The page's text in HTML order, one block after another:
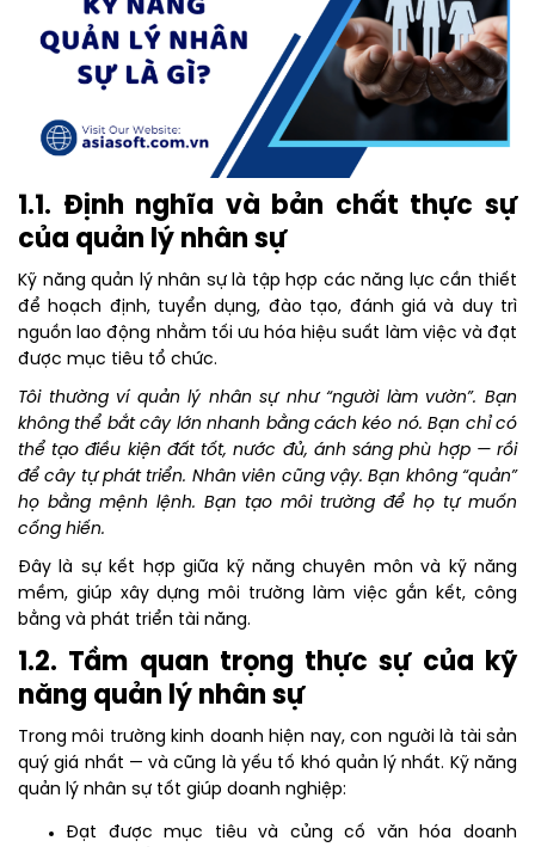
1.1. Định nghĩa và bản chất thực sự
của quản lý nhân sự
Kỹ năng quản lý nhân sự là tập hợp các năng lực cần thiết
để hoạch định, tuyển dụng, đào tạo, đánh giá và duy trì
nguồn lao động nhằm tối ưu hóa hiệu suất làm việc và đạt
được mục tiêu tổ chức.
Tôi thường ví quản lý nhân sự như “người làm vườn”. Bạn
không thể bắt cây lớn nhanh bằng cách kéo nó. Bạn chỉ có
thể tạo điều kiện đất tốt, nước đủ, ánh sáng phù hợp — rồi
để cây tự phát triển. Nhân viên cũng vậy. Bạn không “quản”
họ bằng mệnh lệnh. Bạn tạo môi trường để họ tự muốn
cống hiến.
Đây là sự kết hợp giữa kỹ năng chuyên môn và kỹ năng
mềm, giúp xây dựng môi trường làm việc gắn kết, công
bằng và phát triển tài năng.
1.2. Tầm quan trọng thực sự của kỹ
năng quản lý nhân sự
Trong môi trường kinh doanh hiện nay, con người là tài sản
quý giá nhất — và cũng là yếu tố khó quản lý nhất. Kỹ năng
quản lý nhân sự tốt giúp doanh nghiệp:
Đạt được mục tiêu và củng cố văn hóa doanh